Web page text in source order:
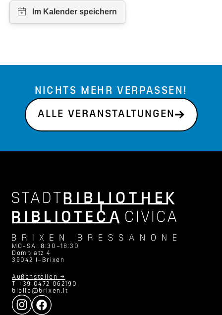
NICHTS MEHR VERPASSEN!
ALLE VERANSTALTUNGEN
MO–SA: 8:30–18:30
Domplatz 4
39042 I–Brixen
Außenstellen →
T +39 0472 062190
biblio@brixen.it